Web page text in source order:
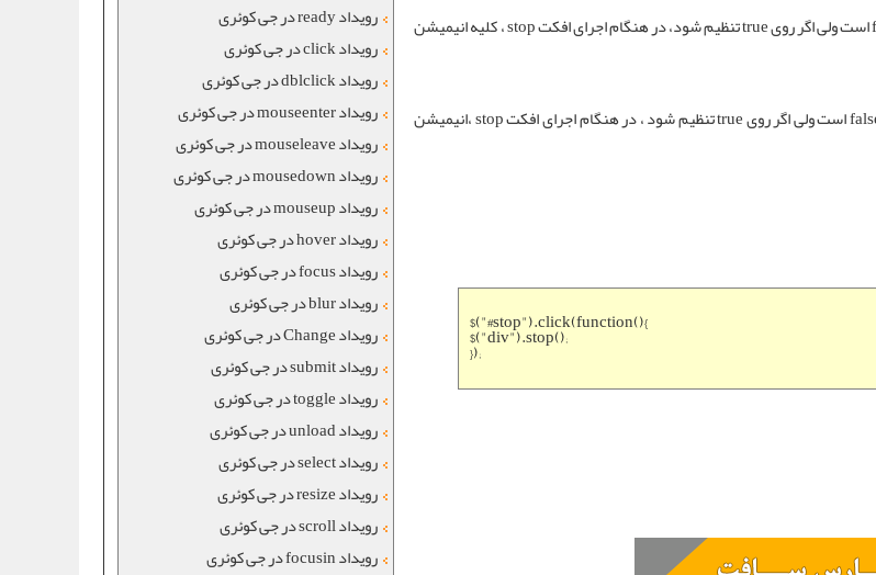
: این پارامتر یک مقدار Boolean را تعیین می کند . مقدار پیش فرض آن false است ولی اگر روی true تنظیم شود، در هنگام اجرای افکت stop ، کلیه انیمیشن
: این پارامتر یک مقدار Boolean را تعیین می کند . مقدار پیش فرض آن false است ولی اگر روی true تنظیم شود ، در هنگام اجرای افکت stop ،انیمیشن
$("#stop").click(function(){
$("div").stop();
});
رویداد ready در جی کوئری
رویداد click در جی کوئری
رویداد dblclick در جی کوئری
رویداد mouseenter در جی کوئری
رویداد mouseleave در جی کوئری
رویداد mousedown در جی کوئری
رویداد mouseup در جی کوئری
رویداد hover در جی کوئری
رویداد focus در جی کوئری
رویداد blur در جی کوئری
رویداد Change در جی کوئری
رویداد submit در جی کوئری
رویداد toggle در جی کوئری
رویداد unload در جی کوئری
رویداد select در جی کوئری
رویداد resize در جی کوئری
رویداد scroll در جی کوئری
رویداد focusin در جی کوئری